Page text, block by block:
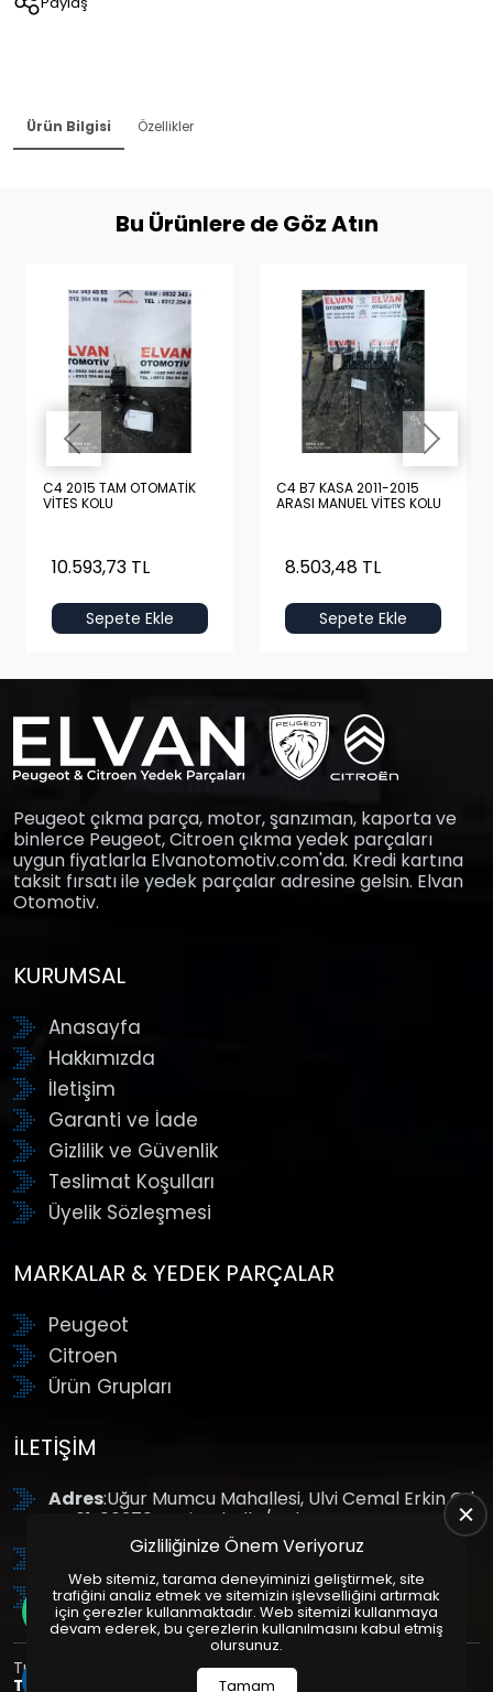
Ürün Bilgisi Özellikler
Bu Ürünlere de Göz Atın
C4 2015 TAM OTOMATİK
VİTES KOLU
10.593,73 TL
Sepete Ekle
C4 B7 KASA 2011-2015
ARASI MANUEL VİTES KOLU
8.503,48 TL
Sepete Ekle
Peugeot çıkma parça, motor, şanzıman, kaporta ve
binlerce Peugeot, Citroen çıkma yedek parçaları
uygun fiyatlarla Elvanotomotiv.com'da. Kredi kartına
taksit fırsatı ile yedek parçalar adresine gelsin. Elvan
Otomotiv.
KURUMSAL
Anasayfa
Hakkımızda
İletişim
Garanti ve İade
Gizlilik ve Güvenlik
Teslimat Koşulları
Üyelik Sözleşmesi
MARKALAR & YEDEK PARÇALAR
Peugeot
Citroen
Ürün Grupları
İLETIŞIM
Adres:Uğur Mumcu Mahallesi, Ulvi Cemal Erkin Cd.
No:61, 06370 Yenimahalle/Ankara
: +90 (312) 354 8888
GSM: +90 (532) 343 4085
Tüm Hakları Saklıdır. | Bu site Us Yazılım
Tasarım
Paketleri ile Hazırlanmıştır. © 2025
Gizliliğinize Önem Veriyoruz
Web sitemiz, tarama deneyiminizi geliştirmek, site
trafiğini analiz etmek ve sitemizin işlevselliğini artırmak
için çerezler kullanmaktadır. Web sitemizi kullanmaya
devam ederek, bu çerezlerin kullanılmasını kabul etmiş
olursunuz.
Tamam